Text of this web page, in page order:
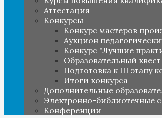
Аттестация
Конкурсы
Конкурс мастеров
Аукцион
Конкурс "Лучшие
Образовательный квест
Подготовка к III этапу
Итоги конкурса
Дополнительные
Электронно-библиотечные
Конференции